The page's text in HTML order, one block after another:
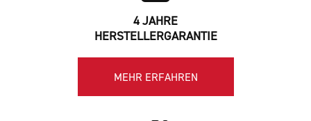
4 JAHRE
HERSTELLERGARANTIE
MEHR ERFAHREN